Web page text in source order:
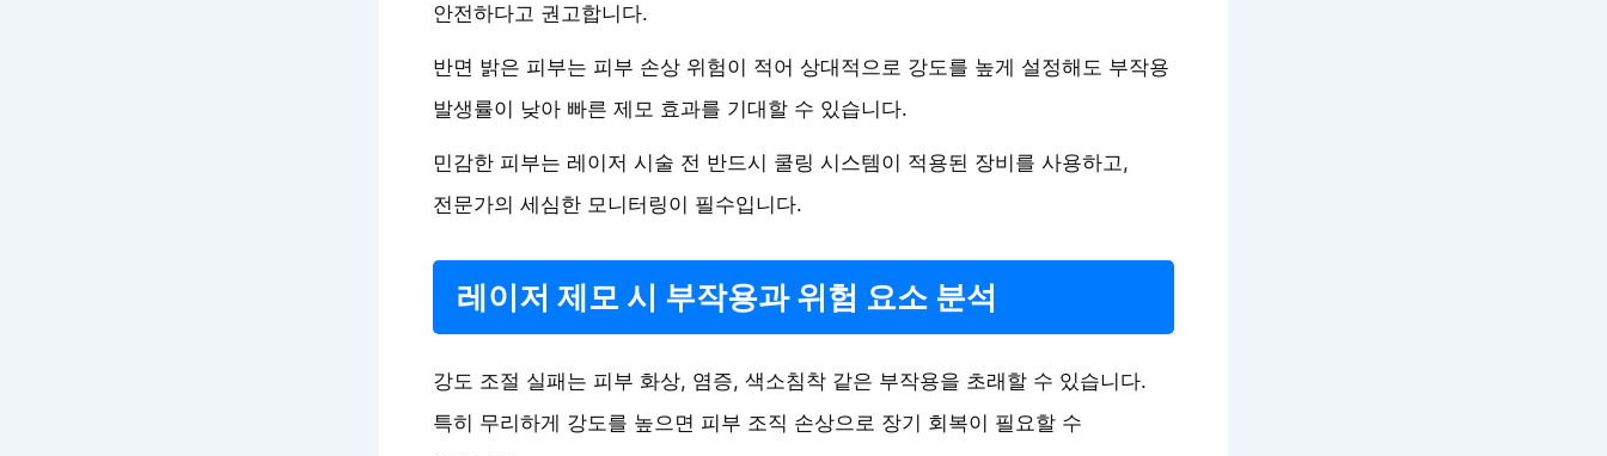
안전하다고 권고합니다.
반면 밝은 피부는 피부 손상 위험이 적어 상대적으로 강도를 높게 설정해도 부작용
발생률이 낮아 빠른 제모 효과를 기대할 수 있습니다.
민감한 피부는 레이저 시술 전 반드시 쿨링 시스템이 적용된 장비를 사용하고,
전문가의 세심한 모니터링이 필수입니다.
레이저 제모 시 부작용과 위험 요소 분석
강도 조절 실패는 피부 화상, 염증, 색소침착 같은 부작용을 초래할 수 있습니다.
특히 무리하게 강도를 높으면 피부 조직 손상으로 장기 회복이 필요할 수